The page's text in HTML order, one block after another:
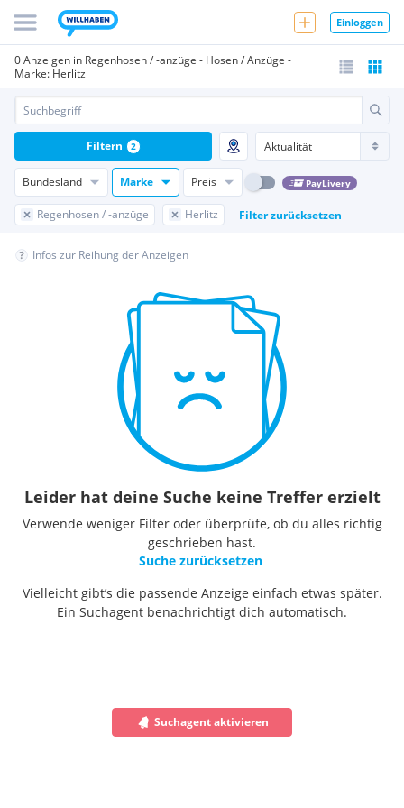
Einloggen
0 Anzeigen in Regenhosen / -anzüge - Hosen / Anzüge -
Marke: Herlitz
Bundesland Marke Preis PayLivery
Regenhosen / -anzüge Herlitz Filter zurücksetzen
Filtern 2
Infos zur Reihung der Anzeigen
Leider hat deine Suche keine Treffer erzielt
Verwende weniger Filter oder überprüfe, ob du alles richtig
geschrieben hast.
Suche zurücksetzen
Vielleicht gibt’s die passende Anzeige einfach etwas später.
Ein Suchagent benachrichtigt dich automatisch.
Suchagent aktivieren